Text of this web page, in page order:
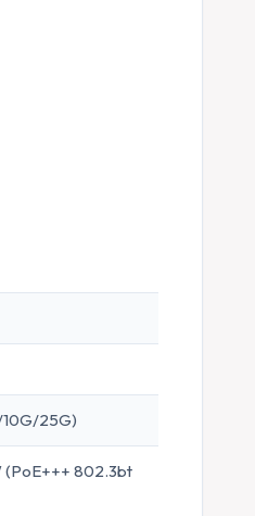
10G/25G)
(PoE+++ 802.3bt